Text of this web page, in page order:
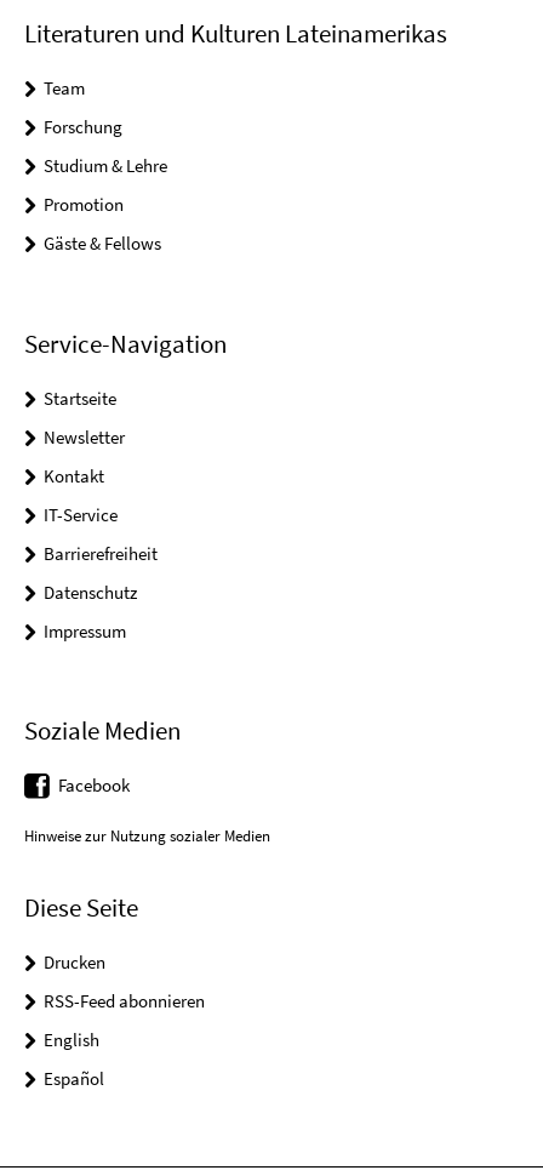
Literaturen und Kulturen Lateinamerikas
Team
Forschung
Studium & Lehre
Promotion
Gäste & Fellows
Service-Navigation
Startseite
Newsletter
Kontakt
IT-Service
Barrierefreiheit
Datenschutz
Impressum
Soziale Medien
Facebook
Hinweise zur Nutzung sozialer Medien
Diese Seite
Drucken
RSS-Feed abonnieren
English
Español